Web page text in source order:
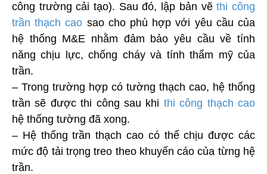
công trường cải tạo). Sau đó, lập bản vẽthi công
trần thạch cao sao cho phù hợp với yêu cầu của
hệ thống M&E nhằm đảm bảo yêu cầu về tính
năng chịu lực, chống cháy và tính thẩm mỹ của
trần.
– Trong trường hợp có tường thạch cao, hệ thống
trần sẽ được thi công sau khi thi công thạch cao
hệ thống tường đã xong.
– Hệ thống trần thạch cao có thể chịu được các
mức độ tải trọng treo theo khuyến cáo của từng hệ
trần.